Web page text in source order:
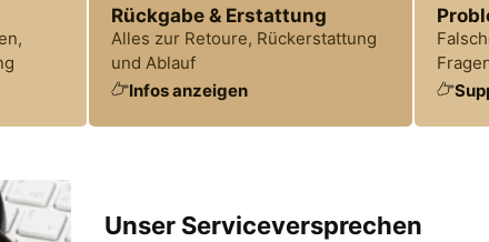
Rückgabe & Erstattung
Alles zur Retoure, Rückerstattung
und Ablauf
Infos anzeigen
Unser Serviceversprechen